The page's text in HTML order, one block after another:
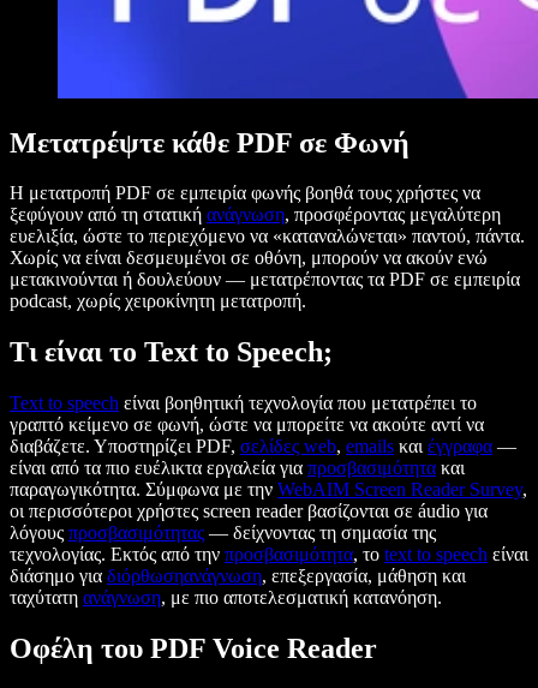
Μετατρέψτε κάθε PDF σε Φωνή
Η μετατροπή PDF σε εμπειρία φωνής βοηθά τους χρήστες να
ξεφύγουν από τη στατική ανάγνωση, προσφέροντας μεγαλύτερη
ευελιξία, ώστε το περιεχόμενο να «καταναλώνεται» παντού, πάντα.
Χωρίς να είναι δεσμευμένοι σε οθόνη, μπορούν να ακούν ενώ
μετακινούνται ή δουλεύουν — μετατρέποντας τα PDF σε εμπειρία
podcast, χωρίς χειροκίνητη μετατροπή.
Τι είναι το Text to Speech;
Text to speech είναι βοηθητική τεχνολογία που μετατρέπει το
γραπτό κείμενο σε φωνή, ώστε να μπορείτε να ακούτε αντί να
διαβάζετε. Υποστηρίζει PDF, σελίδες web, emails και έγγραφα —
είναι από τα πιο ευέλικτα εργαλεία για προσβασιμότητα και
παραγωγικότητα. Σύμφωνα με την WebAIM Screen Reader Survey,
οι περισσότεροι χρήστες screen reader βασίζονται σε áudio για
λόγους προσβασιμότητας — δείχνοντας τη σημασία της
τεχνολογίας. Εκτός από την προσβασιμότητα, το text to speech είναι
διάσημο για διόρθωσηανάγνωση, επεξεργασία, μάθηση και
ταχύτατη ανάγνωση, με πιο αποτελεσματική κατανόηση.
Οφέλη του PDF Voice Reader